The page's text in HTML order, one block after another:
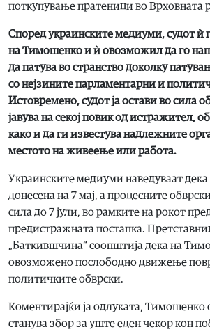
поткупување пратеници во Врховната
Според украинските медиуми, судот ѝ
на Тимошенко и ѝ овозможил да го
да патува во странство доколку
со нејзините парламентарни и
Истовремено, судот ја остави во сила
јавува на секој повик од истражител,
како и да ги известува надлежните
местото на живеење или работа.
Украинските медиуми наведуваат дека
донесена на 7 мај, а процесните
сила до 7 јули, во рамките на рокот
предистражната постапка.
„Баткившчина“ соопштија дека на
овозможено послободно движење
политичките обврски.
Коментирајќи ја одлуката, Тимошенко
станува збор за уште еден чекор кон